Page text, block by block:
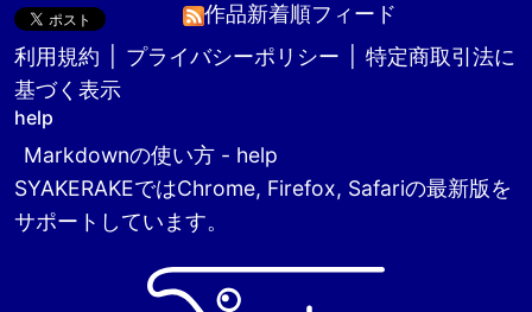
作品新着順フィード
利用規約
プライバシーポリシー
特定商取引法に
基づく表示
help
Markdownの使い方 - help
SYAKERAKEではChrome, Firefox, Safariの最新版を
サポートしています。